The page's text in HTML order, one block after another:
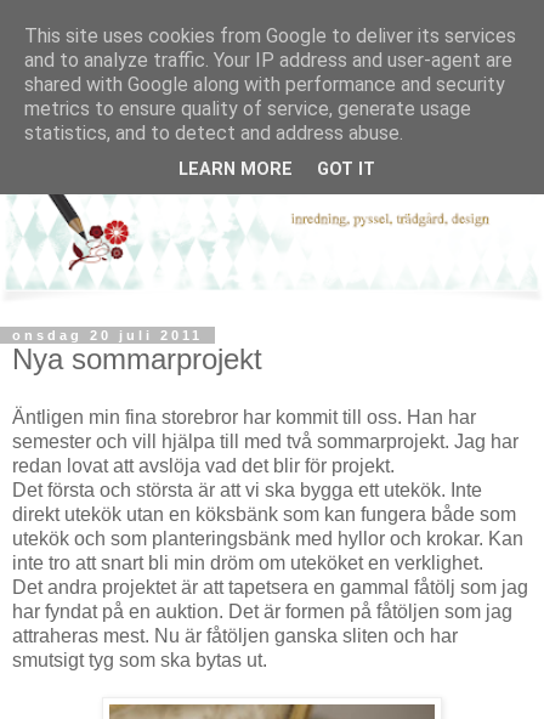
onsdag 20 juli 2011
Nya sommarprojekt
Äntligen min fina storebror har kommit till oss. Han har
semester och vill hjälpa till med två sommarprojekt. Jag har
redan lovat att avslöja vad det blir för projekt.
Det första och största är att vi ska bygga ett utekök. Inte
direkt utekök utan en köksbänk som kan fungera både som
utekök och som planteringsbänk med hyllor och krokar. Kan
inte tro att snart bli min dröm om uteköket en verklighet.
Det andra projektet är att tapetsera en gammal fåtölj som jag
har fyndat på en auktion. Det är formen på fåtöljen som jag
attraheras mest. Nu är fåtöljen ganska sliten och har
smutsigt tyg som ska bytas ut.
This site uses cookies from Google to deliver its services
and to analyze traffic. Your IP address and user-agent are
shared with Google along with performance and security
metrics to ensure quality of service, generate usage
statistics, and to detect and address abuse.
LEARN MORE GOT IT